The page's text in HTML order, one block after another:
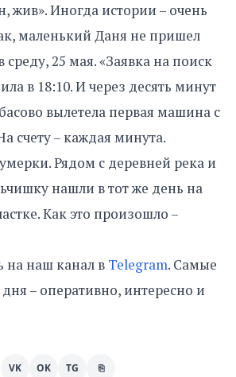
жив». Иногда истории – очень
маленький Даня не пришел
25 мая. «Заявка на поиск
в 18:10. И через десять минут
вылетела первая машина с
счету – каждая минута.
Рядом с деревней река и
нашли в тот же день на
Как это произошло –
на наш канал в Telegram. Самые
– оперативно, интересно и
VK OK TG ⎘